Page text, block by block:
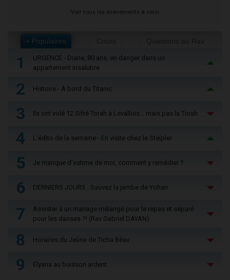
Voir tous les événements à venir
+ Populaires
1
URGENCE - Diane, 80 ans, en danger dans un
appartement insalubre
2 Histoire - À bord du Titanic
3 Ils ont volé 12 Sifré Torah à Levallois… mais pas la Torah
4 L'édito de la semaine - En visite chez le Steipler
5 Je manque d'estime de moi, comment y remédier ?
6 DERNIERS JOURS : Sauvez la jambe de Yohan
7
Assister à un mariage mélangé pour le repas et séparé
pour les danses ?! (Rav Gabriel DAYAN)
8 Horaires du Jeûne de Ticha Béav
9 Elyana au buisson ardent